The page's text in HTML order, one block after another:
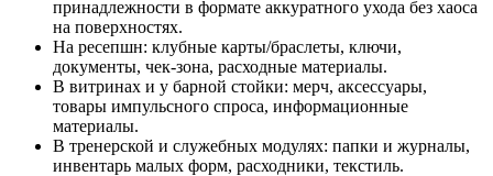
принадлежности в формате аккуратного ухода без хаоса
на поверхностях.
На ресепшн: клубные карты/браслеты, ключи,
документы, чек-зона, расходные материалы.
В витринах и у барной стойки: мерч, аксессуары,
товары импульсного спроса, информационные
материалы.
В тренерской и служебных модулях: папки и журналы,
инвентарь малых форм, расходники, текстиль.